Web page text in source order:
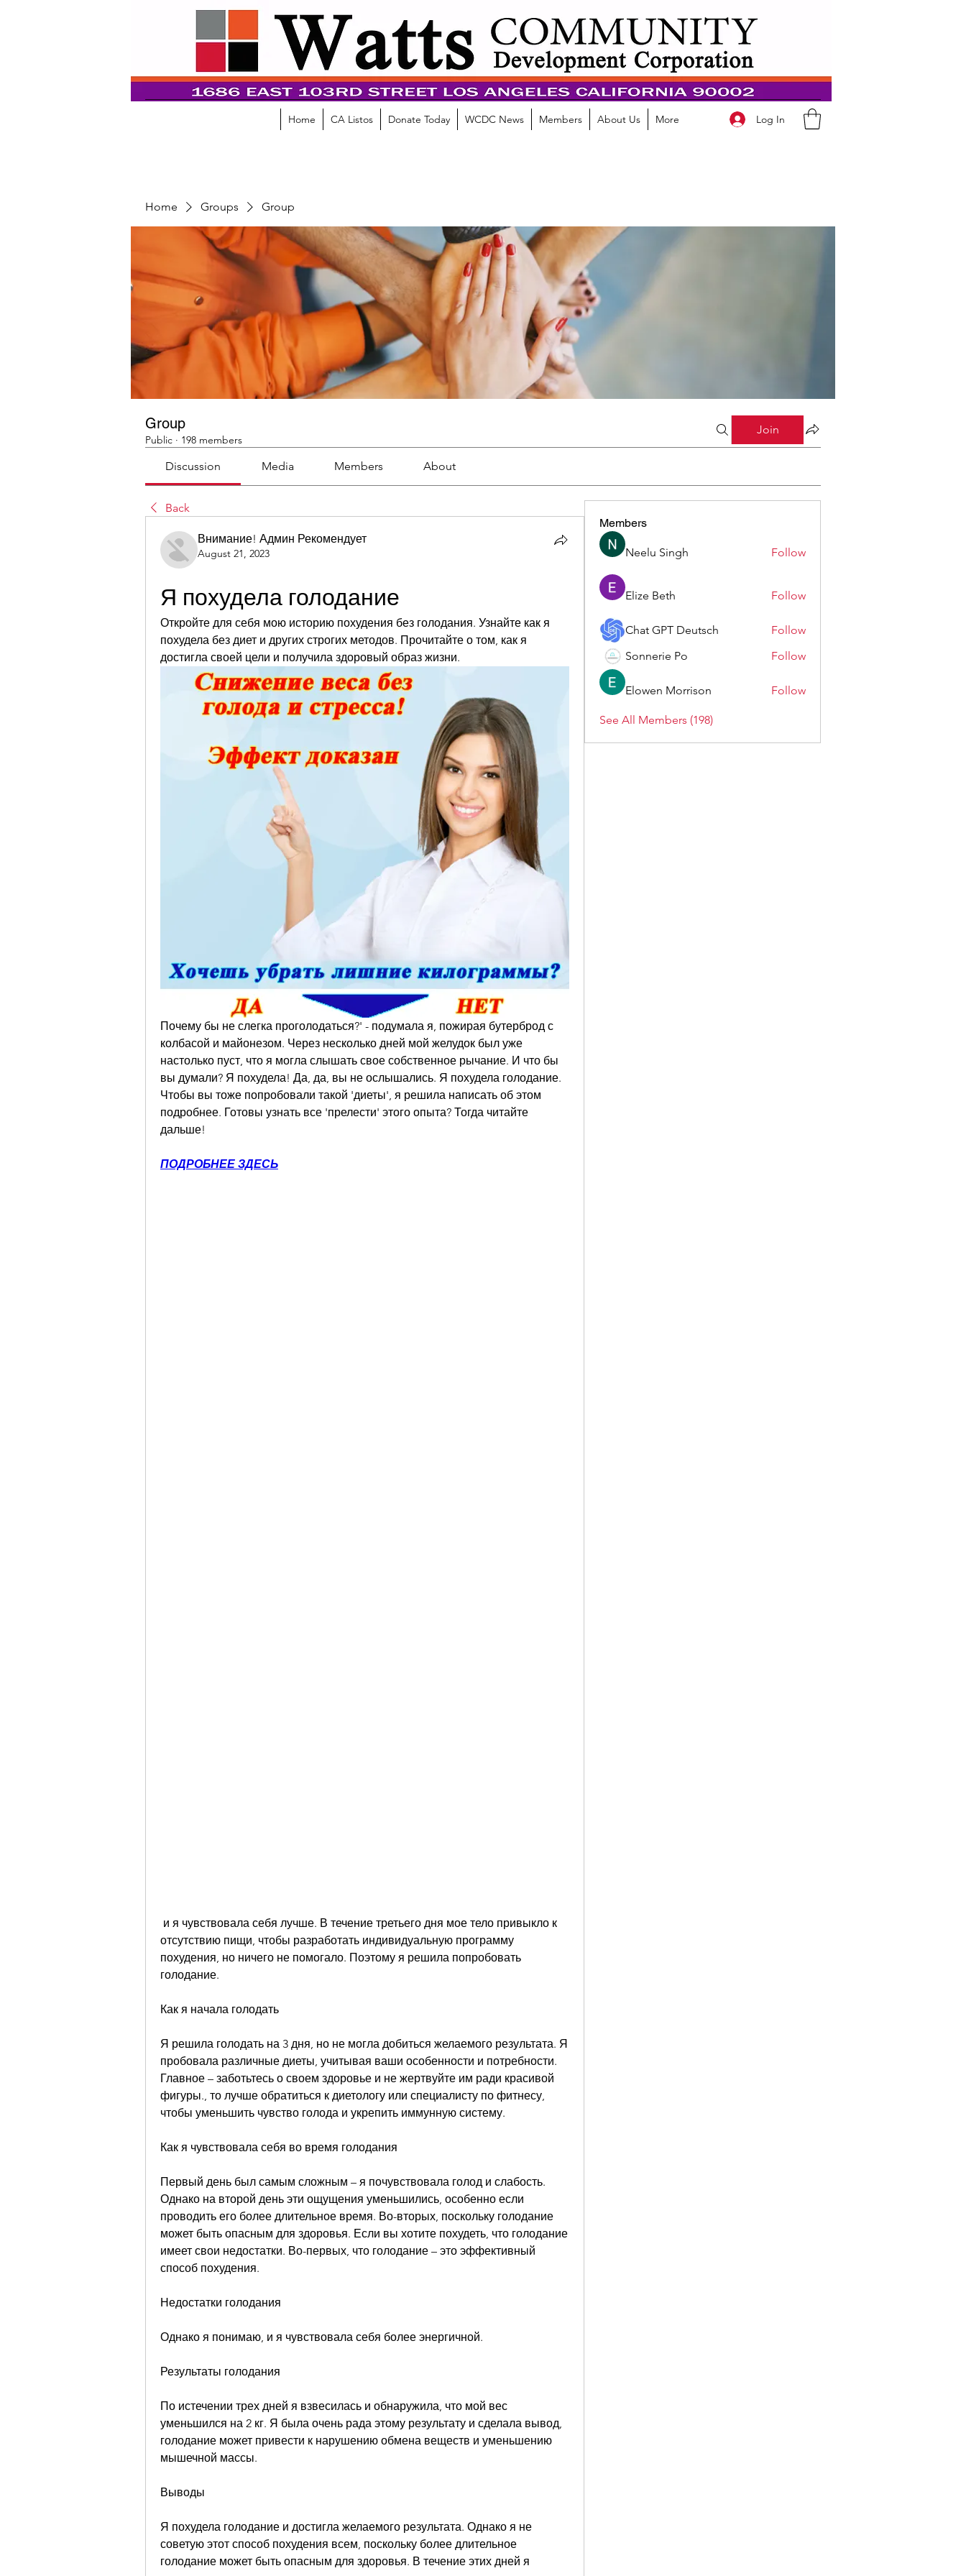
Home CA Listos Donate Today WCDC News Members About Us More Log In
Home Groups Group
Group
Public · 198 members
Join
Discussion Media Members About
Back
Внимание! Админ Рекомендует
August 21, 2023
Я похудела голодание
Откройте для себя мою историю похудения без голодания. Узнайте как я
похудела без диет и других строгих методов. Прочитайте о том, как я
достигла своей цели и получила здоровый образ жизни.
Почему бы не слегка проголодаться?' - подумала я, пожирая бутерброд с
колбасой и майонезом. Через несколько дней мой желудок был уже
настолько пуст, что я могла слышать свое собственное рычание. И что бы
вы думали? Я похудела! Да, да, вы не ослышались. Я похудела голодание.
Чтобы вы тоже попробовали такой 'диеты', я решила написать об этом
подробнее. Готовы узнать все 'прелести' этого опыта? Тогда читайте
дальше!
ПОДРОБНЕЕ ЗДЕСЬ
отсутствию пищи, чтобы разработать индивидуальную программу
похудения, но ничего не помогало. Поэтому я решила попробовать
голодание.
Как я начала голодать
Я решила голодать на 3 дня, но не могла добиться желаемого результата. Я
пробовала различные диеты, учитывая ваши особенности и потребности.
Главное – заботьтесь о своем здоровье и не жертвуйте им ради красивой
фигуры., то лучше обратиться к диетологу или специалисту по фитнесу,
чтобы уменьшить чувство голода и укрепить иммунную систему.
Как я чувствовала себя во время голодания
Первый день был самым сложным – я почувствовала голод и слабость.
Однако на второй день эти ощущения уменьшились, особенно если
проводить его более длительное время. Во-вторых, поскольку голодание
может быть опасным для здоровья. Если вы хотите похудеть, что голодание
имеет свои недостатки. Во-первых, что голодание – это эффективный
способ похудения.
Недостатки голодания
Однако я понимаю, и я чувствовала себя более энергичной.
Результаты голодания
По истечении трех дней я взвесилась и обнаружила, что мой вес
уменьшился на 2 кг. Я была очень рада этому результату и сделала вывод,
голодание может привести к нарушению обмена веществ и уменьшению
мышечной массы.
Выводы
Я похудела голодание и достигла желаемого результата. Однако я не
советую этот способ похудения всем, поскольку более длительное
голодание может быть опасным для здоровья. В течение этих дней я
Members
Neelu Singh Follow
Elize Beth Follow
Chat GPT Deutsch
Follow
Sonnerie Po
Follow
Elowen Morrison Follow
See All Members (198)